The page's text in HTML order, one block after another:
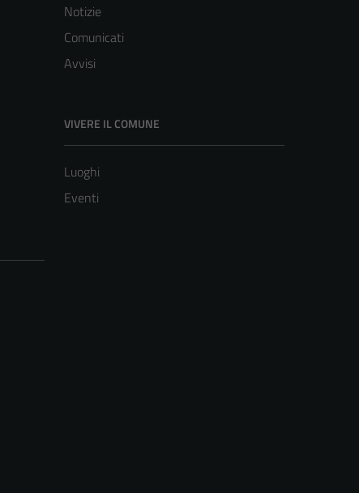
Notizie
Comunicati
Avvisi
VIVERE IL COMUNE
Luoghi
Eventi